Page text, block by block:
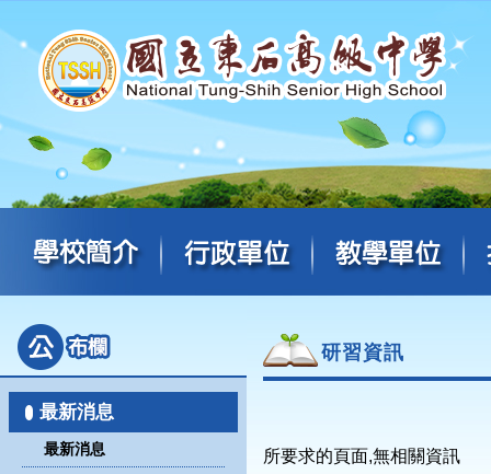
最新消息
最新消息
研習資訊
所要求的頁面,無相關資訊